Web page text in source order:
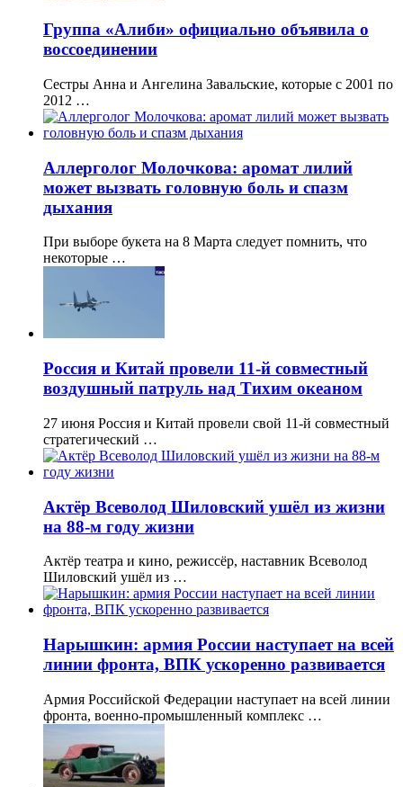
Группа «Алиби» официально объявила о
воссоединении
Сестры Анна и Ангелина Завальские, которые с 2001 по
2012 …
Аллерголог Молочкова: аромат лилий
может вызвать головную боль и спазм
дыхания
При выборе букета на 8 Марта следует помнить, что
некоторые …
Россия и Китай провели 11-й совместный
воздушный патруль над Тихим океаном
27 июня Россия и Китай провели свой 11-й совместный
стратегический …
Актёр Всеволод Шиловский ушёл из жизни
на 88-м году жизни
Актёр театра и кино, режиссёр, наставник Всеволод
Шиловский ушёл из …
Нарышкин: армия России наступает на всей
линии фронта, ВПК ускоренно развивается
Армия Российской Федерации наступает на всей линии
фронта, военно-промышленный комплекс …